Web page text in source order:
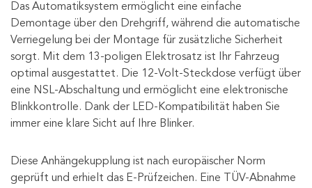
Das Automatiksystem ermöglicht eine einfache
Demontage über den Drehgriff, während die automatische
Verriegelung bei der Montage für zusätzliche Sicherheit
sorgt. Mit dem 13-poligen Elektrosatz ist Ihr Fahrzeug
optimal ausgestattet. Die 12-Volt-Steckdose verfügt über
eine NSL-Abschaltung und ermöglicht eine elektronische
Blinkkontrolle. Dank der LED-Kompatibilität haben Sie
immer eine klare Sicht auf Ihre Blinker.
Diese Anhängekupplung ist nach europäischer Norm
geprüft und erhielt das E-Prüfzeichen. Eine TÜV-Abnahme